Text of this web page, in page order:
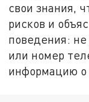
свои знания,
рисков и
поведения:
или номер
информацию о